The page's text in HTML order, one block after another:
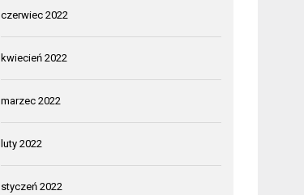
czerwiec 2022
kwiecień 2022
marzec 2022
luty 2022
styczeń 2022